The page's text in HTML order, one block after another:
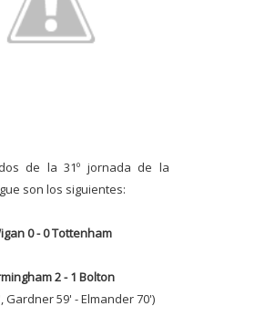
de la 31º jornada de la
son los siguientes:
0 - 0 Tottenham
2 - 1 Bolton
Gardner 59' - Elmander 70')